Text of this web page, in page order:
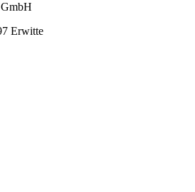
Erwitte